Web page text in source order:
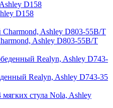
D158
Ashley D803-55B/T
Realyn, Ashley D743-35